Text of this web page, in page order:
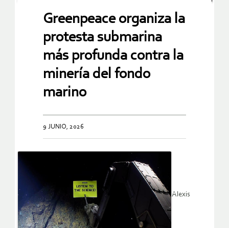
Greenpeace organiza la
protesta submarina
más profunda contra la
minería del fondo
marino
9 JUNIO, 2026
Alexis